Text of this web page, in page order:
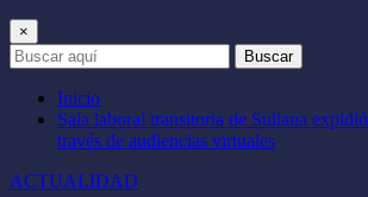
×
Buscar
Inicio
Sala laboral transitoria de Sullana
través de audiencias virtuales
ACTUALIDAD